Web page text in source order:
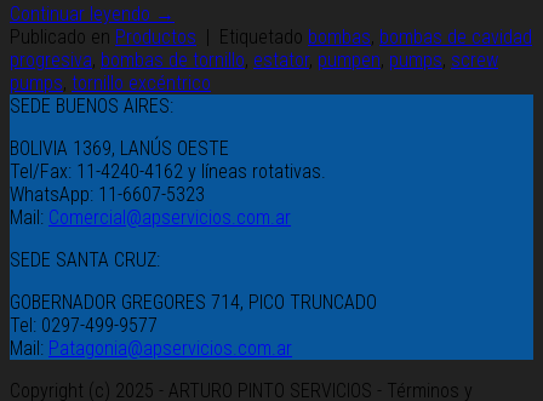
Continuar leyendo →
Publicado en Productos | Etiquetado bombas, bombas de cavidad
progresiva, bombas de tornillo, estator, pumpen, pumps, screw
pumps, tornillo excéntrico
SEDE BUENOS AIRES:
BOLIVIA 1369, LANÚS OESTE
Tel/Fax: 11-4240-4162 y líneas rotativas.
WhatsApp: 11-6607-5323
Mail: Comercial@apservicios.com.ar
SEDE SANTA CRUZ:
GOBERNADOR GREGORES 714, PICO TRUNCADO
Tel: 0297-499-9577
Mail: Patagonia@apservicios.com.ar
Copyright (c) 2025 - ARTURO PINTO SERVICIOS - Términos y